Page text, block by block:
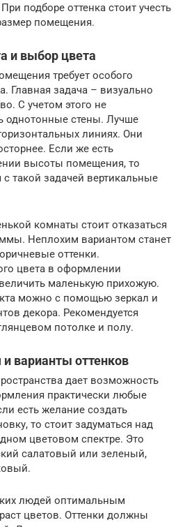
подборе оттенка стоит учесть
помещения.
и выбор цвета
требует особого
Главная задача – визуально
С учетом этого не
однотонные стены. Лучше
линиях. Они
Если же есть
высоты помещения, то
такой задачей вертикальные
комнаты стоит отказаться
Неплохим вариантом станет
оттенки.
цвета в оформлении
маленькую прихожую.
можно с помощью зеркал и
декора. Рекомендуется
потолке и полу.
варианты оттенков
дает возможность
практически любые
есть желание создать
то стоит задуматься над
цветовом спектре. Это
салатовый или зеленый,
людей оптимальным
цветов. Оттенки должны